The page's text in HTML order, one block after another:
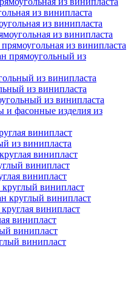
из винипласта
из винипласта
из винипласта
из винипласта
прямоугольный из
из винипласта
из винипласта
из винипласта
и фасонные изделия из
винипласт
из винипласта
винипласт
винипласт
винипласт
винипласт
круглый винипласт
винипласт
винипласт
винипласт
винипласт